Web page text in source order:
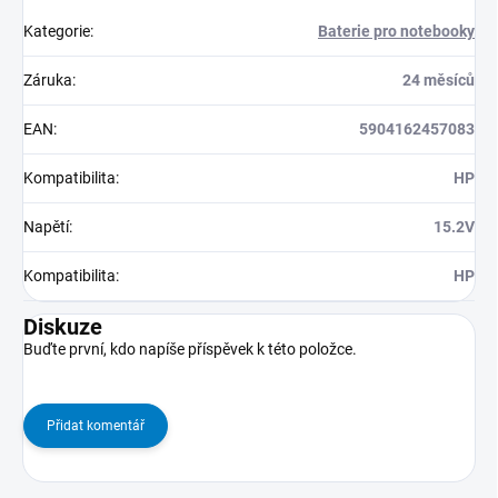
Kategorie: Baterie pro notebooky
Záruka: 24 měsíců
EAN: 5904162457083
Kompatibilita: HP
Napětí: 15.2V
Kompatibilita: HP
Diskuze
Buďte první, kdo napíše příspěvek k této položce.
Přidat komentář